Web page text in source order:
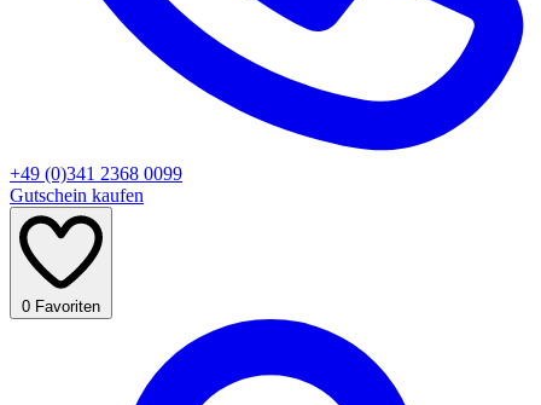
+49 (0)341 2368 0099
Gutschein kaufen
0 Favoriten